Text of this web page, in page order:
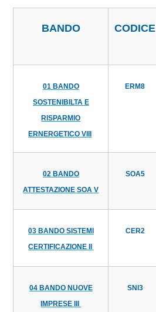
BANDO CODICE
01 BANDO
SOSTENIBILTA E
RISPARMIO
ERNERGETICO VIII
ERM8
02 BANDO
ATTESTAZIONE SOA V
SOA5
03 BANDO SISTEMI
CERTIFICAZIONE II
CER2
04 BANDO NUOVE
IMPRESE III
SNI3